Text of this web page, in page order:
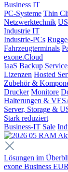
Business IT
PC-Systeme Thin
Netzwerktechnik
Industrie IT
Industrie-PCs
Fahrzeugterminals
exone.Cloud
IaaS Backup
Lizenzen Hosted
Zubehör &
Drucker Monitore
Halterungen &
Server, Storage &
Stark reduziert
Business-IT Sale
Lösungen im
exone Business